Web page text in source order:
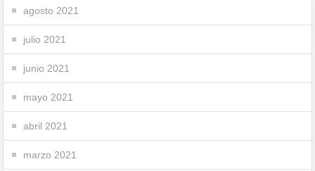
agosto 2021
julio 2021
junio 2021
mayo 2021
abril 2021
marzo 2021